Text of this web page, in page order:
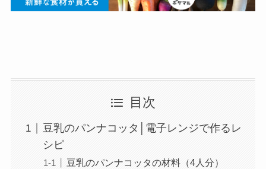
目次
豆乳のパンナコッタ│電子レンジで作るレ
シピ
豆乳のパンナコッタの材料（4人分）